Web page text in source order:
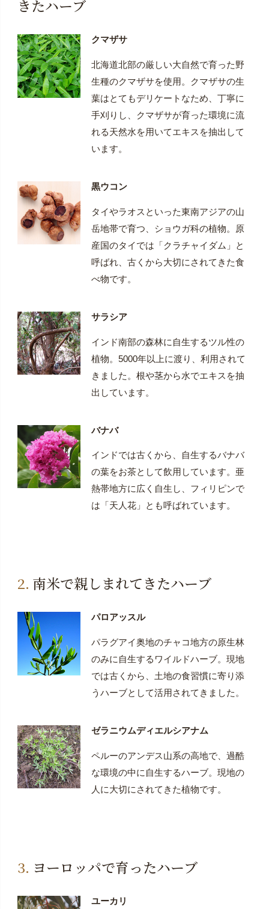
きたハーブ
クマザサ
北海道北部の厳しい大自然で育った野
生種のクマザサを使用。クマザサの生
葉はとてもデリケートなため、丁寧に
手刈りし、クマザサが育った環境に流
れる天然水を用いてエキスを抽出して
います。
黒ウコン
タイやラオスといった東南アジアの山
岳地帯で育つ、ショウガ科の植物。原
産国のタイでは「クラチャイダム」と
呼ばれ、古くから大切にされてきた食
べ物です。
サラシア
インド南部の森林に自生するツル性の
植物。5000年以上に渡り、利用されて
きました。根や茎から水でエキスを抽
出しています。
バナバ
インドでは古くから、自生するバナバ
の葉をお茶として飲用しています。亜
熱帯地方に広く自生し、フィリピンで
は「天人花」とも呼ばれています。
南米で親しまれてきたハーブ
パロアッスル
パラグアイ奥地のチャコ地方の原生林
のみに自生するワイルドハーブ。現地
では古くから、土地の食習慣に寄り添
うハーブとして活用されてきました。
ゼラニウムディエルシアナム
ペルーのアンデス山系の高地で、過酷
な環境の中に自生するハーブ。現地の
人に大切にされてきた植物です。
ヨーロッパで育ったハーブ
ユーカリ